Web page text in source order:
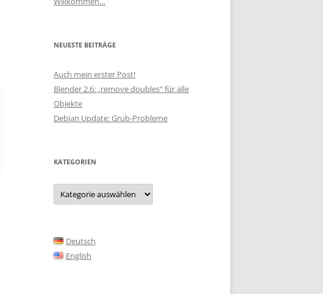
NEUESTE BEITRÄGE
Auch mein erster Post!
Blender 2.6: „remove doubles“ für alle
Objekte
Debian Update: Grub-Probleme
KATEGORIEN
Kategorien
Deutsch
English